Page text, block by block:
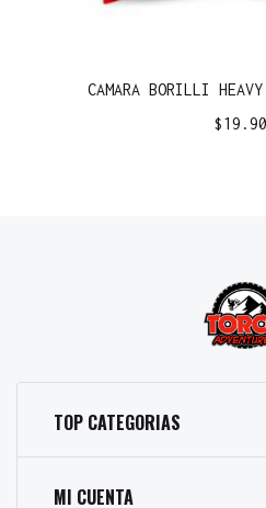
CAMARA BORILLI
$
TOP CATEGORIAS
MI CUENTA